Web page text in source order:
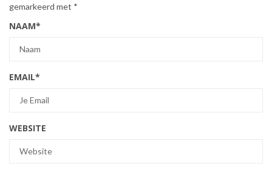
gemarkeerd met *
NAAM*
EMAIL*
WEBSITE